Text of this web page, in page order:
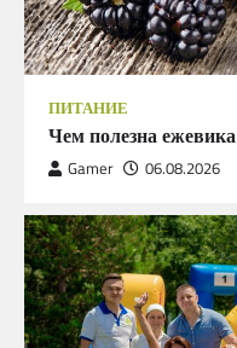
ПИТАНИЕ
Чем полезна ежевика
Gamer 06.08.2026